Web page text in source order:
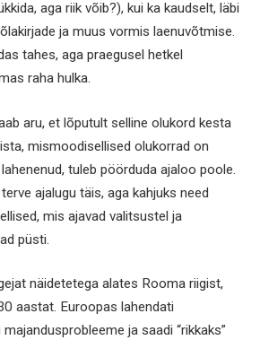
aga riik võib?), kui ka kaudselt, läbi
ja muus vormis laenuvõtmise.
tahes, aga praegusel hetkel
raha hulka.
aru, et lõputult selline olukord kesta
mismoodisellised olukorrad on
tuleb pöörduda ajaloo poole.
ajalugu täis, aga kahjuks need
mis ajavad valitsustel ja
püsti.
näidetetega alates Rooma riigist,
aastat. Euroopas lahendati
ja saadi “rikkaks”